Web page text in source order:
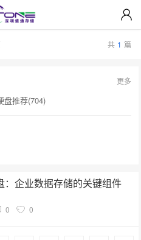
共 1 篇
盘推荐(704)
(163)
NAS(162)
显卡采购(100)
更多
：企业数据存储的关键组件
0 0